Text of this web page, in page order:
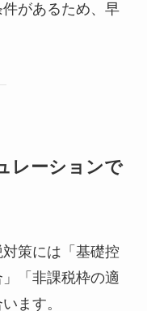
があるため、早
レーションで
策には「基礎控
「非課税枠の適
ます。